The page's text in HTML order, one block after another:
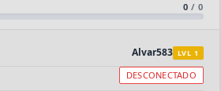
🎮Survival OP
0 /0
Alvar583 LVL 1
DESCONECTADO